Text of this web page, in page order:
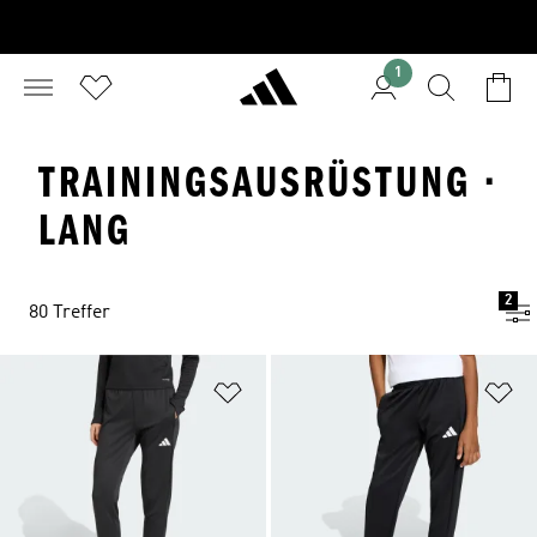
1
TRAININGSAUSRÜSTUNG ·
LANG
80 Treffer
2
Zur Wunschliste hinzufügen